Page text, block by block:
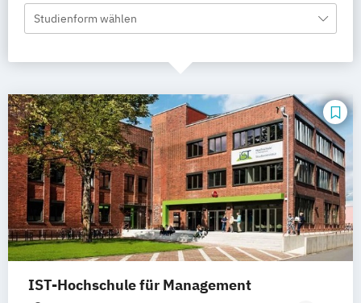
Studienform wählen
IST-Hochschule für Management